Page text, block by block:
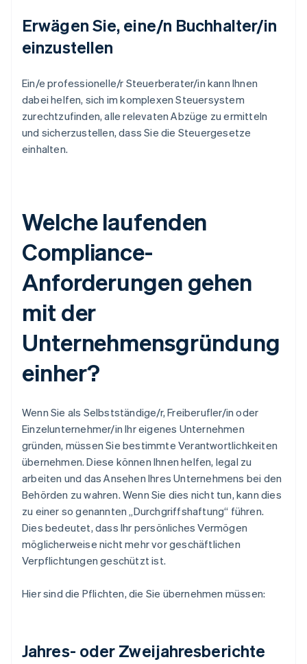
Erwägen Sie, eine/n Buchhalter/in
einzustellen
Ein/e professionelle/r Steuerberater/in kann Ihnen
dabei helfen, sich im komplexen Steuersystem
zurechtzufinden, alle relevaten Abzüge zu ermitteln
und sicherzustellen, dass Sie die Steuergesetze
einhalten.
Welche laufenden
Compliance-
Anforderungen gehen
mit der
Unternehmensgründung
einher?
Wenn Sie als Selbstständige/r, Freiberufler/in oder
Einzelunternehmer/in Ihr eigenes Unternehmen
gründen, müssen Sie bestimmte Verantwortlichkeiten
übernehmen. Diese können Ihnen helfen, legal zu
arbeiten und das Ansehen Ihres Unternehmens bei den
Behörden zu wahren. Wenn Sie dies nicht tun, kann dies
zu einer so genannten „Durchgriffshaftung“ führen.
Dies bedeutet, dass Ihr persönliches Vermögen
möglicherweise nicht mehr vor geschäftlichen
Verpflichtungen geschützt ist.
Hier sind die Pflichten, die Sie übernehmen müssen:
Jahres- oder Zweijahresberichte